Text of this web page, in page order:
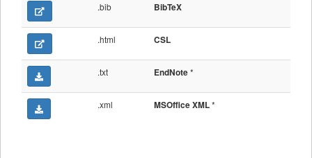
.bib BibTeX
.html CSL
.txt EndNote*
.xml MSOffice XML*